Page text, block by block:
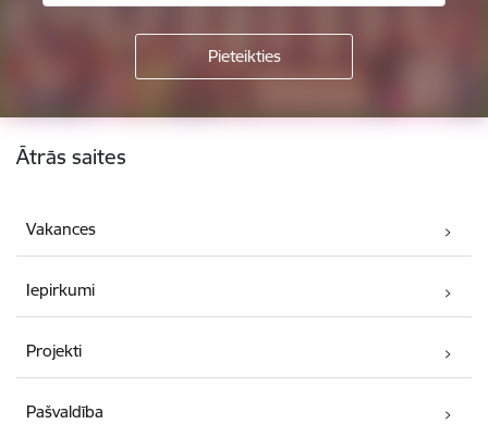
Kājene
Ātrās saites
Vakances
Iepirkumi
Projekti
Pašvaldība